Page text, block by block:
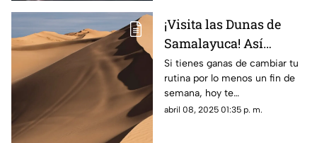
¡Visita las Dunas de
Samalayuca! Así
puedes llegar desde
Ciudad Juárez
Si tienes ganas de cambiar tu
rutina por lo menos un fin de
semana, hoy te
recomendamos las Dunas de
abril 08, 2025 01:35 p. m.